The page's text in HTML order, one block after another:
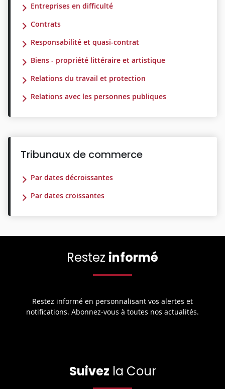
Entreprises en difficulté
Contrats
Responsabilité et quasi-contrat
Biens - propriété littéraire et artistique
Relations du travail et protection
Relations avec les personnes publiques
Tribunaux de commerce
Par dates décroissantes
Par dates croissantes
Restez informé
Restez informé en personnalisant vos alertes et
notifications. Abonnez-vous à toutes nos actualités.
Suivez la Cour